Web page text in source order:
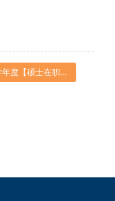
115学年度【硕士在职专班考试入学】招生简章